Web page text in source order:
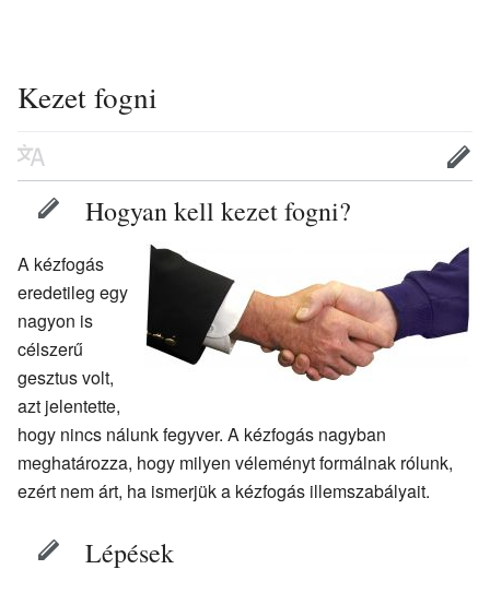
Kezet fogni
Hogyan kell kezet fogni?
A kézfogás
eredetileg egy
nagyon is
célszerű
gesztus volt,
azt jelentette,
hogy nincs nálunk fegyver. A kézfogás nagyban
meghatározza, hogy milyen véleményt formálnak rólunk,
ezért nem árt, ha ismerjük a kézfogás illemszabályait.
Lépések